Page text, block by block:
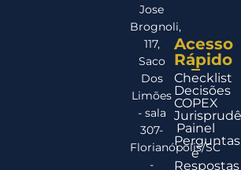
Jose
Brognoli,
117,
Saco
Dos
Limões
- sala
307-
Florianópolis/SC
-
Acesso
Rápido
Checklist
Decisões
COPEX
Painel
Perguntas
e
Respostas